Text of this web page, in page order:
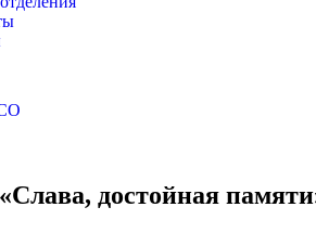
достойная